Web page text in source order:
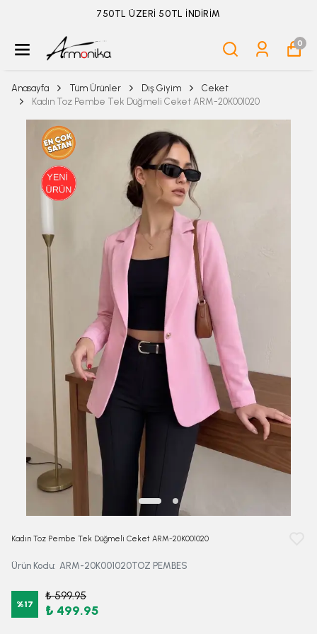
ÜYELİKSİZ SİPARİŞ İADE TALEBİ İÇİN TIKLA
0
Anasayfa Tüm Ürünler Dış Giyim
Ceket
Kadın Toz Pembe Tek Düğmeli Ceket ARM-20K001020
Kadın Toz Pembe Tek Düğmeli Ceket ARM-20K001020
Ürün Kodu: ARM-20K001020TOZ PEMBES
%17
₺ 599.95
₺ 499.95